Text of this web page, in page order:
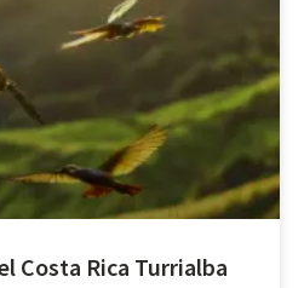
Costa Rica Turrialba